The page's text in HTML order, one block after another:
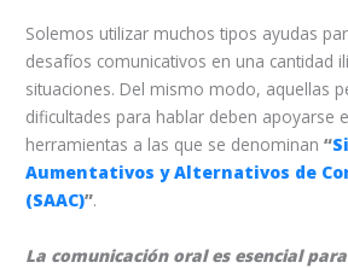
Solemos utilizar muchos tipos ayudas
desafíos comunicativos en una cantidad
situaciones. Del mismo modo, aquellas
dificultades para hablar deben apoyarse
herramientas a las que se denominan“
Aumentativos y Alternativos de
(SAAC)”.
La comunicación oral es esencial